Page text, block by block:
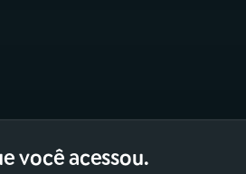
você acessou.